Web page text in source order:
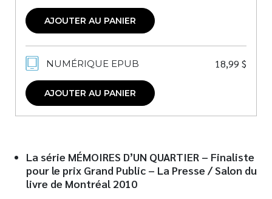
AJOUTER AU PANIER
NUMÉRIQUE EPUB 18,99 $
AJOUTER AU PANIER
La série MÉMOIRES D’UN QUARTIER – Finaliste
pour le prix Grand Public – La Presse / Salon du
livre de Montréal2010